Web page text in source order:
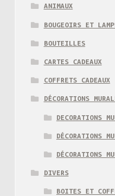
ANIMAUX
BOUGEOIRS ET
BOUTEILLES
CARTES CADEAUX
COFFRETS CADEAUX
DÉCORATIONS
DECORATIONS
DÉCORATIONS
DÉCORATIONS
DIVERS
BOITES ET